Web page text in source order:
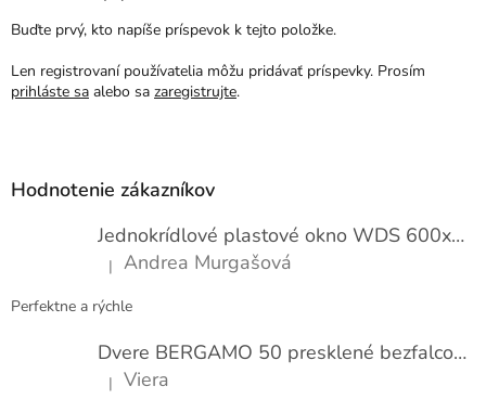
Buďte prvý, kto napíše príspevok k tejto položke.
Len registrovaní používatelia môžu pridávať príspevky. Prosím
prihláste sa alebo sa zaregistrujte.
Hodnotenie zákazníkov
Jednokrídlové plastové okno WDS 600x1000
Hodnotenie produktu je 5 z 5 hviezdičiek.
| Andrea Murgašová
Perfektne a rýchle
Dvere BERGAMO 50 presklené bezfalcové EXTRA
Hodnotenie produktu je 5 z 5 hviezdičiek.
| Viera